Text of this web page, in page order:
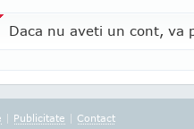
Daca nu aveti un cont, va
| Publicitate | Contact